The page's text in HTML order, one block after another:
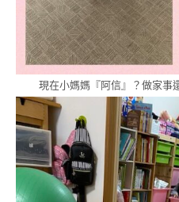
現在小媽媽『阿信』？做家事